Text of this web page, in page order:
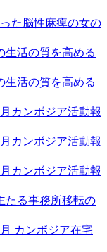
た脳性麻痺の女の
生活の質を高める
生活の質を高める
月カンボジア活動報
月カンボジア活動報
月カンボジア活動報
たる事務所移転の
月 カンボジア在宅